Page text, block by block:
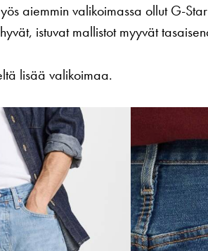
aiemmin valikoimassa ollut G-
istuvat mallistot myyvät
lisää valikoimaa.